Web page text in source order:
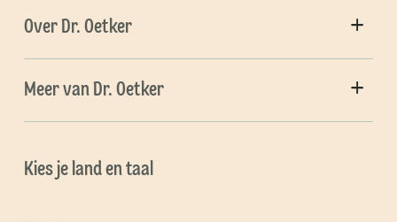
Over Dr. Oetker
Meer van Dr. Oetker
Kies je land en taal